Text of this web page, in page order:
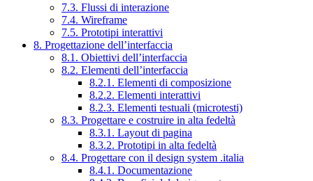
7.3. Flussi di interazione
7.4. Wireframe
7.5. Prototipi interattivi
8. Progettazione dell’interfaccia
8.1. Obiettivi dell’interfaccia
8.2. Elementi dell’interfaccia
8.2.1. Elementi di composizione
8.2.2. Elementi interattivi
8.2.3. Elementi testuali (microtesti)
8.3. Progettare e costruire in alta fedeltà
8.3.1. Layout di pagina
8.3.2. Prototipi in alta fedeltà
8.4. Progettare con il design system .italia
8.4.1. Documentazione